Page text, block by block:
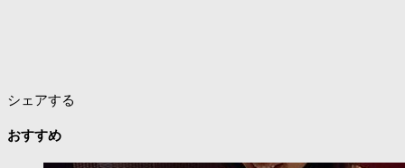
シェアする
おすすめ